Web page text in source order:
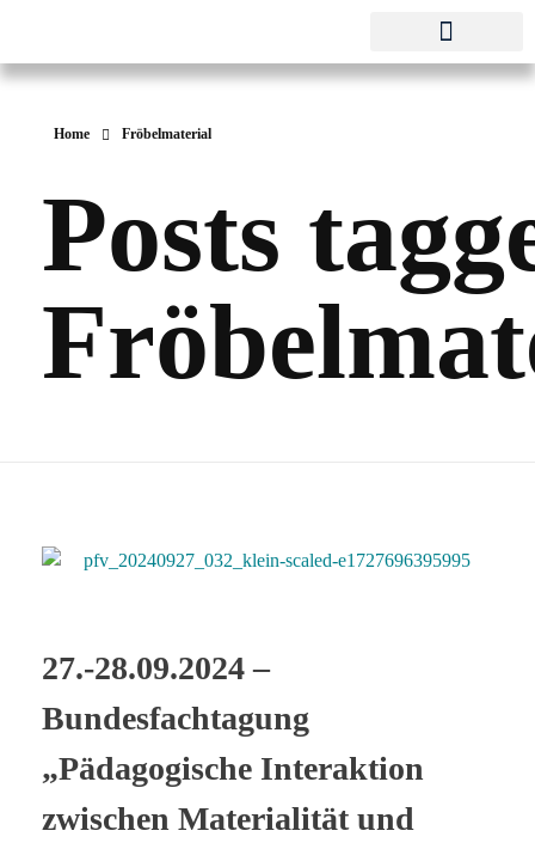
Pestalozzi-Fröbel-Verband e.V.
Home Fröbelmaterial
Posts
27.-28.09.2024 –
Bundesfachtagung
„Pädagogische Interaktion
zwischen Materialität und